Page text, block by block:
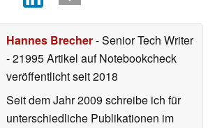
Hannes Brecher- Senior Tech Writer
- 21995 Artikel auf Notebookcheck
veröffentlichtseit 2018
Seit dem Jahr 2009 schreibe ich für
unterschiedliche Publikationen im